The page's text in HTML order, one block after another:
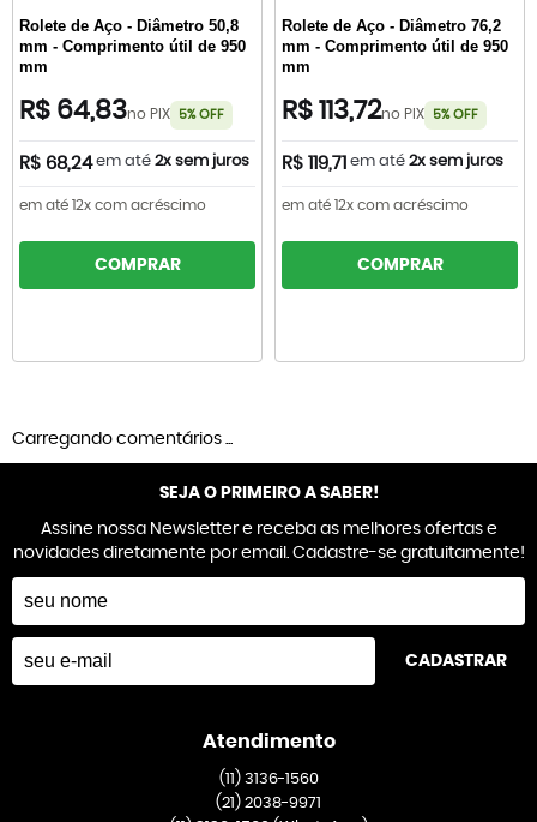
Rolete de Aço - Diâmetro 50,8
mm - Comprimento útil de 950
mm
R$ 64,83no PIX 5% OFF
R$ 68,24 em até 2x sem juros
em até 12x com acréscimo
COMPRAR
Rolete de Aço - Diâmetro 76,2
mm - Comprimento útil de 950
mm
R$ 113,72no PIX 5% OFF
R$ 119,71 em até 2x sem juros
em até 12x com acréscimo
COMPRAR
Carregando comentários ...
SEJA O PRIMEIRO A SABER!
Assine nossa Newsletter e receba as melhores ofertas e
novidades diretamente por email. Cadastre-se gratuitamente!
CADASTRAR
Atendimento
(11)3136-1560
(21) 2038-9971